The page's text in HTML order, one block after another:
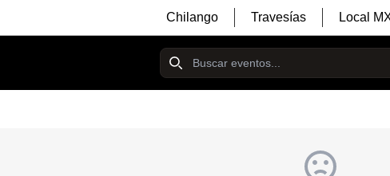
Chilango Travesías Local